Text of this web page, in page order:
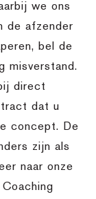
we ons
de afzender
bel de
misverstand.
direct
dat u
concept. De
zijn als
naar onze